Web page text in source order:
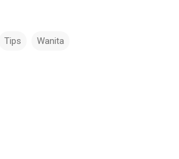
Tips Wanita